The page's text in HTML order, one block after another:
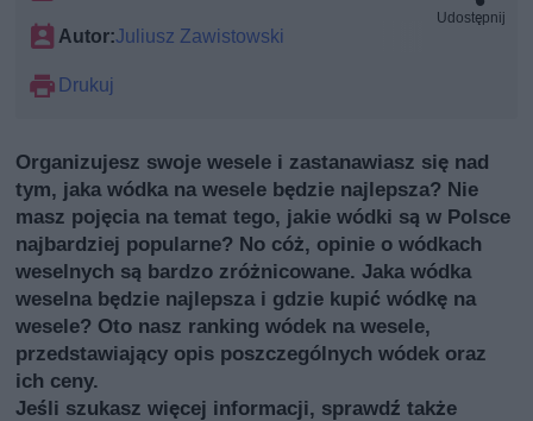
Autor:Juliusz Zawistowski
Drukuj
Udostępnij
Organizujesz swoje wesele i zastanawiasz się nad
tym, jaka wódka na wesele będzie najlepsza? Nie
masz pojęcia na temat tego, jakie wódki są w Polsce
najbardziej popularne? No cóż, opinie o wódkach
weselnych są bardzo zróżnicowane. Jaka wódka
weselna będzie najlepsza i gdzie kupić wódkę na
wesele? Oto nasz ranking wódek na wesele,
przedstawiający opis poszczególnych wódek oraz
ich ceny.
Jeśli szukasz więcej informacji, sprawdź także